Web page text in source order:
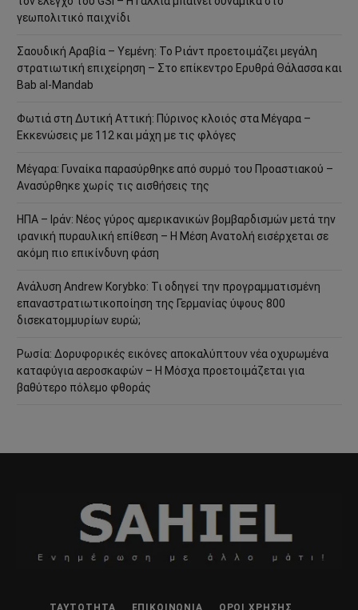
γεωπολιτικό παιχνίδι
Σαουδική Αραβία – Υεμένη: Το Ριάντ προετοιμάζει μεγάλη
στρατιωτική επιχείρηση – Στο επίκεντρο Ερυθρά Θάλασσα και
Bab al-Mandab
Φωτιά στη Δυτική Αττική: Πύρινος κλοιός στα Μέγαρα –
Εκκενώσεις με 112 και μάχη με τις φλόγες
Μέγαρα: Γυναίκα παρασύρθηκε από συρμό του Προαστιακού –
Ανασύρθηκε χωρίς τις αισθήσεις της
ΗΠΑ – Ιράν: Νέος γύρος αμερικανικών βομβαρδισμών μετά την
ιρανική πυραυλική επίθεση – Η Μέση Ανατολή εισέρχεται σε
ακόμη πιο επικίνδυνη φάση
Ανάλυση Andrew Korybko: Τι οδηγεί την προγραμματισμένη
επαναστρατιωτικοποίηση της Γερμανίας ύψους 800
δισεκατομμυρίων ευρώ;
Ρωσία: Δορυφορικές εικόνες αποκαλύπτουν νέα οχυρωμένα
καταφύγια αεροσκαφών – Η Μόσχα προετοιμάζεται για
βαθύτερο πόλεμο φθοράς
ΤΑΥΤΌΤΗΤΑ ΕΠΙΚΟΙΝΩΝΊΑ ΌΡΟΙ ΧΡΉΣΗΣ